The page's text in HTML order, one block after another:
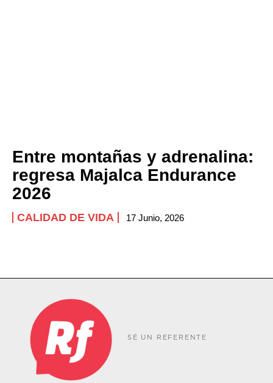
Entre montañas y adrenalina:
regresa Majalca Endurance
2026
CALIDAD DE VIDA 17 Junio, 2026
SÉ UN REFERENTE